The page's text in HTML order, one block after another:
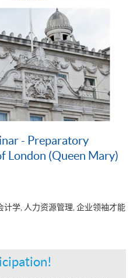
- Preparatory
London (Queen Mary)
计学, 人力资源管理, 企业领袖才能